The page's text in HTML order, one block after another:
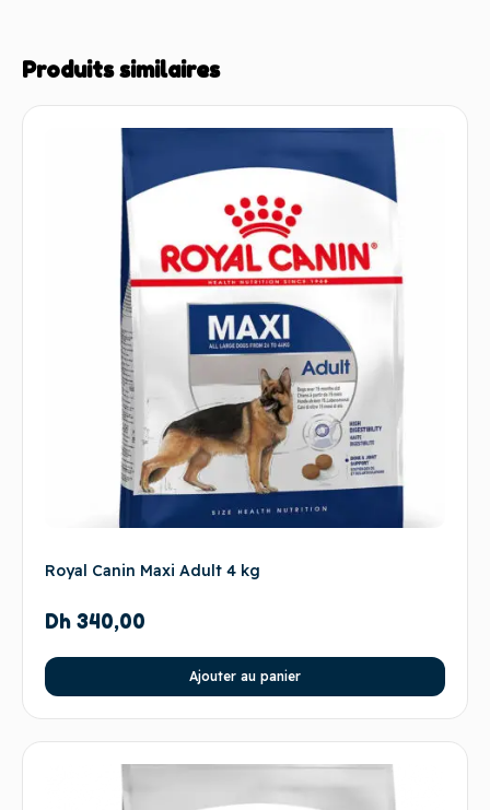
Produits similaires
Royal Canin Maxi Adult 4 kg
Dh 340,00
Ajouter au panier